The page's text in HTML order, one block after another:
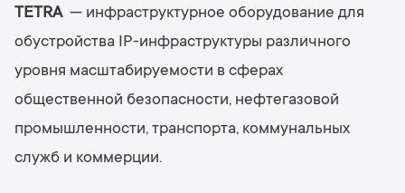
TETRA — инфраструктурное оборудование для
обустройства IP-инфраструктуры различного
уровня масштабируемости в сферах
общественной безопасности, нефтегазовой
промышленности, транспорта, коммунальных
служб и коммерции.